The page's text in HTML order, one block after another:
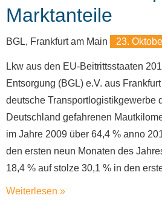
Marktanteile
BGL, Frankfurt am Main 23.
Lkw aus den EU-Beitrittsstaaten
Entsorgung (BGL) e.V. aus
deutsche Transportlogistikgewerbe
Deutschland gefahrenen
im Jahre 2009 über 64,4 % anno
den ersten neun Monaten des
18,4 % auf stolze 30,1 % in den
Weiterlesen »